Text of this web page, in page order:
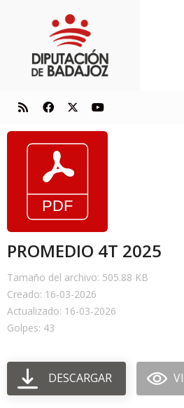
PROMEDIO 4T 2025
Tamaño del archivo: 505.88 KB
Creado: 16-03-2026
Actualizado: 16-03-2026
Golpes: 43
DESCARGAR